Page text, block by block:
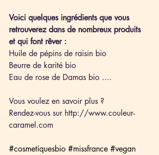
Voici quelques ingrédients que vous
retrouverez dans de nombreux produits
et qui font rêver :
Huile de pépins de raisin bio
Beurre de karité bio
Eau de rose de Damas bio ....
Vous voulez en savoir plus ?
Rendez-vous sur http://www.couleur-
caramel.com
#cosmetiquesbio #missfrance #vegan